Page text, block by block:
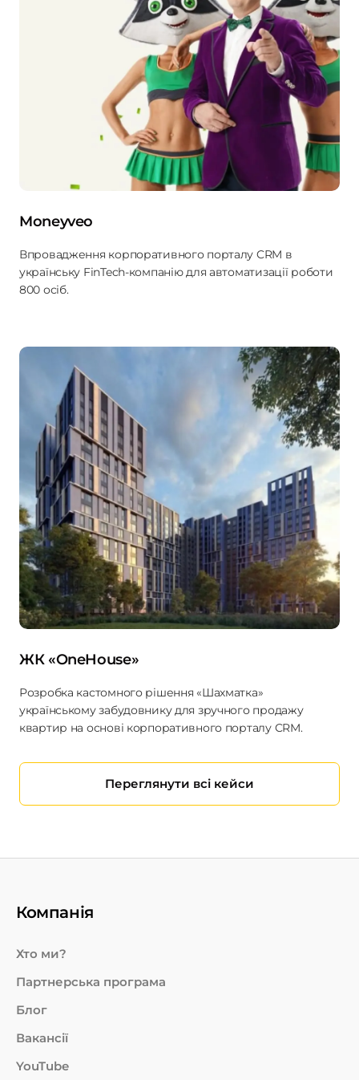
Moneyveo
Впровадження корпоративного порталу CRM в
українську FinTech-компанію для автоматизації роботи
800 осіб.
ЖК «OneHouse»
Розробка кастомного рішення «Шахматка»
українському забудовнику для зручного продажу
квартир на основі корпоративного порталу CRM.
Переглянути всі кейси
Компанія
Хто ми?
Партнерська програма
Блог
Вакансії
YouTube